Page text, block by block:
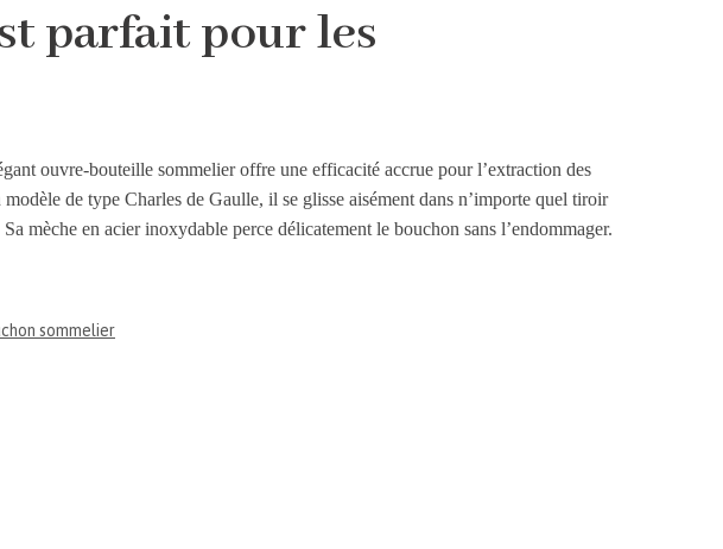
parfait pour les
ouvre-bouteille sommelier offre une efficacité accrue pour l’extraction des
de type Charles de Gaulle, il se glisse aisément dans n’importe quel tiroir
mèche en acier inoxydable perce délicatement le bouchon sans l’endommager.
sommelier